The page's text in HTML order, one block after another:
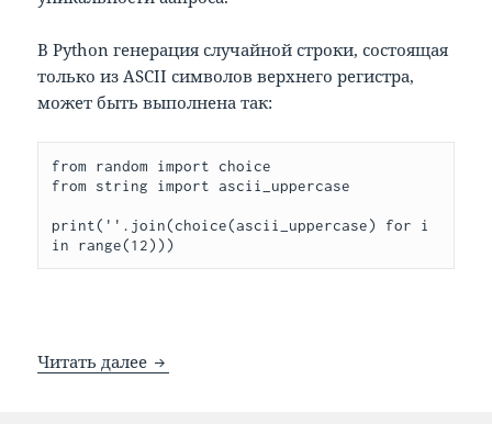
В Python генерация случайной строки, состоящая
только из ASCII символов верхнего регистра,
может быть выполнена так:
from random import
from string import ascii_uppercase
print( '' . join(choice(ascii_uppercase) for
in range(12)))
Читать далее Python — генерация случайной строки